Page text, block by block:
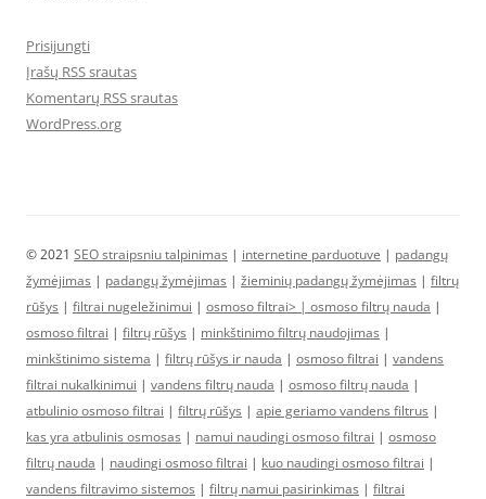
Prisijungti
Įrašų RSS srautas
Komentarų RSS srautas
WordPress.org
© 2021 SEO straipsniu talpinimas | internetine parduotuve | padangų
žymėjimas | padangų žymėjimas | žieminių padangų žymėjimas | filtrų
rūšys | filtrai nugeležinimui | osmoso filtrai> | osmoso filtrų nauda |
osmoso filtrai | filtrų rūšys | minkštinimo filtrų naudojimas |
minkštinimo sistema | filtrų rūšys ir nauda | osmoso filtrai | vandens
filtrai nukalkinimui | vandens filtrų nauda | osmoso filtrų nauda |
atbulinio osmoso filtrai | filtrų rūšys | apie geriamo vandens filtrus |
kas yra atbulinis osmosas | namui naudingi osmoso filtrai | osmoso
filtrų nauda | naudingi osmoso filtrai | kuo naudingi osmoso filtrai |
vandens filtravimo sistemos | filtrų namui pasirinkimas | filtrai